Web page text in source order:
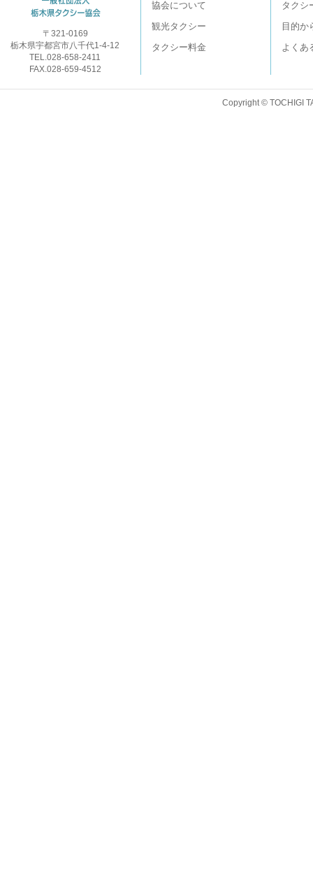
〒321-0169
栃木県宇都宮市八千代1-4-12
TEL.028-658-2411
FAX.028-659-4512
協会について
観光タクシー
タクシー料金
タクシ
目的か
よくあ
Copyright © TOCHIGI